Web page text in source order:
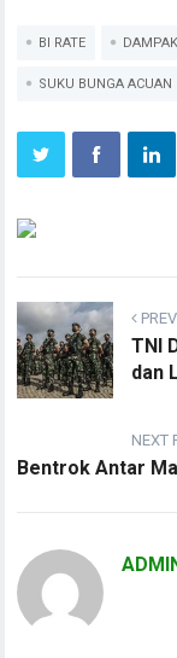
BI RATE
SUKU BUNGA ACUAN
TNI
dan
NEXT
Bentrok Antar